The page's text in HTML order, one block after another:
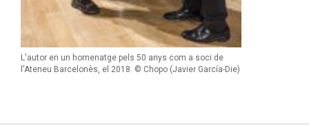
L'autor en un homenatge pels 50 anys com a soci de
l'Ateneu Barcelonès, el 2018. © Chopo (Javier García-Die)